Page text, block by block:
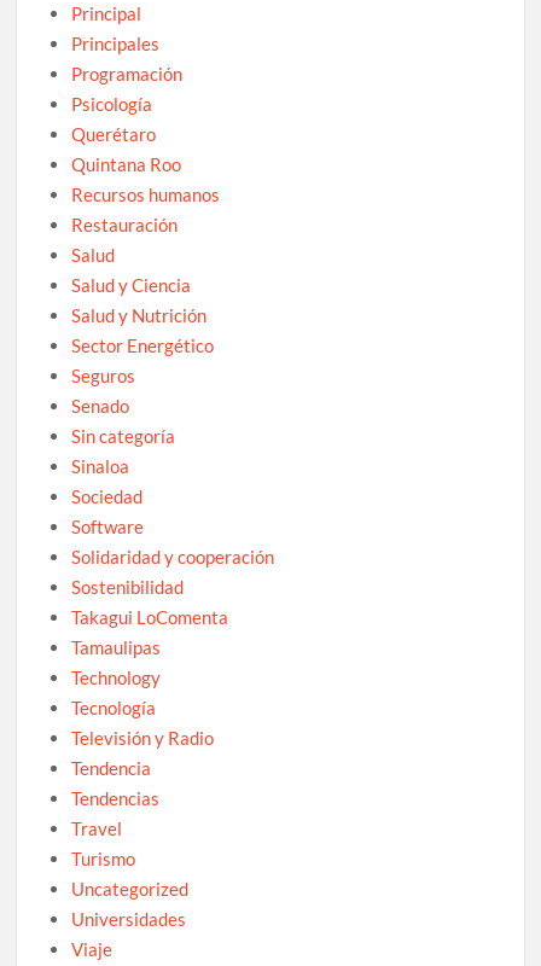
Principal
Principales
Programación
Psicología
Querétaro
Quintana Roo
Recursos humanos
Restauración
Salud
Salud y Ciencia
Salud y Nutrición
Sector Energético
Seguros
Senado
Sin categoría
Sinaloa
Sociedad
Software
Solidaridad y cooperación
Sostenibilidad
Takagui LoComenta
Tamaulipas
Technology
Tecnología
Televisión y Radio
Tendencia
Tendencias
Travel
Turismo
Uncategorized
Universidades
Viaje